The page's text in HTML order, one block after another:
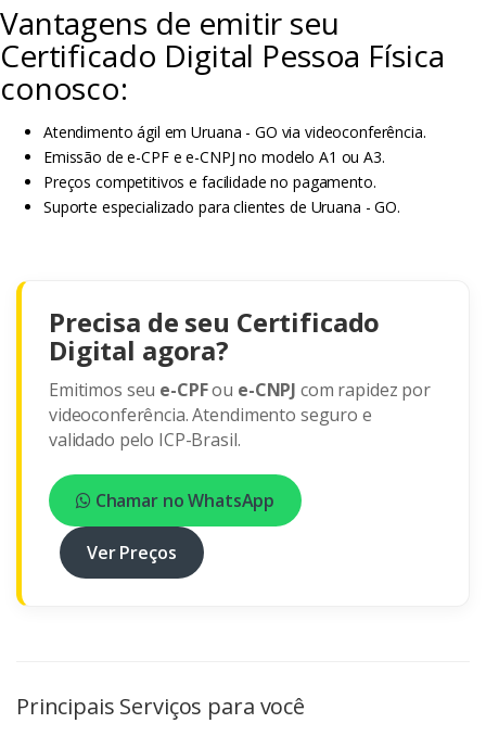
Vantagens de emitir seu
Certificado Digital Pessoa Física
conosco:
Atendimento ágil em Uruana - GO via videoconferência.
Emissão de e-CPF e e-CNPJ no modelo A1 ou A3.
Preços competitivos e facilidade no pagamento.
Suporte especializado para clientes de Uruana - GO.
Precisa de seu Certificado
Digital agora?
Emitimos seu e-CPFou e-CNPJ com rapidez por
videoconferência. Atendimento seguro e
validado pelo ICP-Brasil.
Chamar no WhatsApp
Ver Preços
Principais Serviços para você